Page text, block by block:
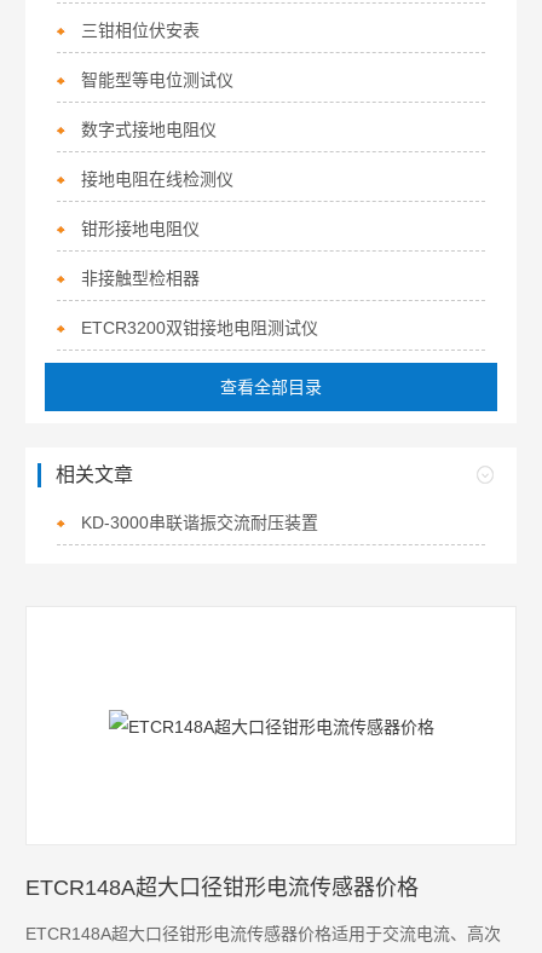
三钳相位伏安表
智能型等电位测试仪
数字式接地电阻仪
接地电阻在线检测仪
钳形接地电阻仪
非接触型检相器
ETCR3200双钳接地电阻测试仪
查看全部目录
相关文章
KD-3000串联谐振交流耐压装置
ETCR148A超大口径钳形电流传感器价格
ETCR148A超大口径钳形电流传感器价格适用于交流电流、高次